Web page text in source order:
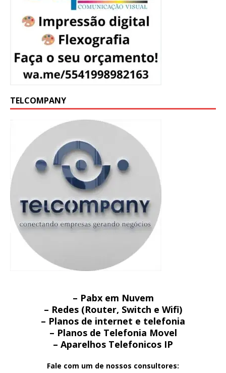
TELCOMPANY
– Pabx em Nuvem
– Redes (Router, Switch e Wifi)
– Planos de internet e telefonia
– Planos de Telefonia Movel
– Aparelhos Telefonicos IP
Fale com um de nossos consultores: